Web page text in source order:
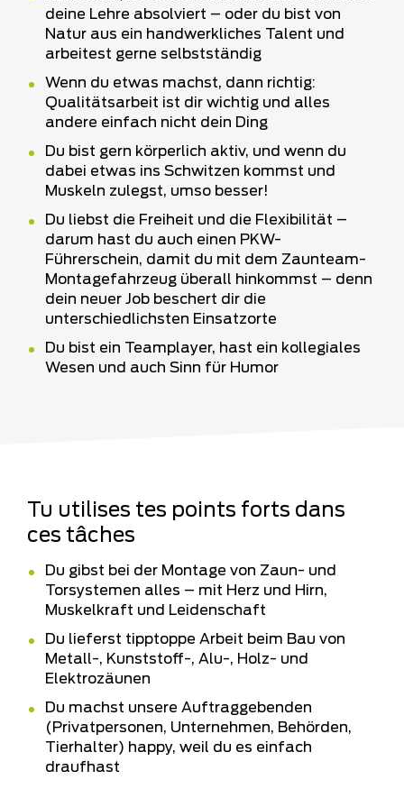
deine Lehre absolviert – oder du bist von
Natur aus ein handwerkliches Talent und
arbeitest gerne selbstständig
Wenn du etwas machst, dann richtig:
Qualitätsarbeit ist dir wichtig und alles
andere einfach nicht dein Ding
Du bist gern körperlich aktiv, und wenn du
dabei etwas ins Schwitzen kommst und
Muskeln zulegst, umso besser!
Du liebst die Freiheit und die Flexibilität –
darum hast du auch einen PKW-
Führerschein, damit du mit dem Zaunteam-
Montagefahrzeug überall hinkommst – denn
dein neuer Job beschert dir die
unterschiedlichsten Einsatzorte
Du bist ein Teamplayer, hast ein kollegiales
Wesen und auch Sinn für Humor
Tu utilises tes points forts dans
ces tâches
Du gibst bei der Montage von Zaun- und
Torsystemen alles – mit Herz und Hirn,
Muskelkraft und Leidenschaft
Du lieferst tipptoppe Arbeit beim Bau von
Metall-, Kunststoff-, Alu-, Holz- und
Elektrozäunen
Du machst unsere Auftraggebenden
(Privatpersonen, Unternehmen, Behörden,
Tierhalter) happy, weil du es einfach
draufhast